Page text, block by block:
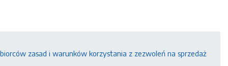
zasad i warunków korzystania z zezwoleń na sprzedaż